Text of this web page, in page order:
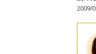
2009/